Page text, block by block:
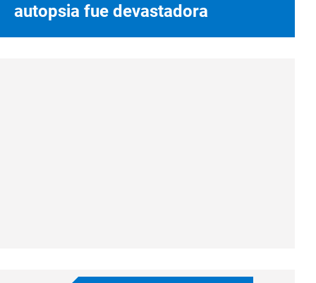
autopsia fue devastadora